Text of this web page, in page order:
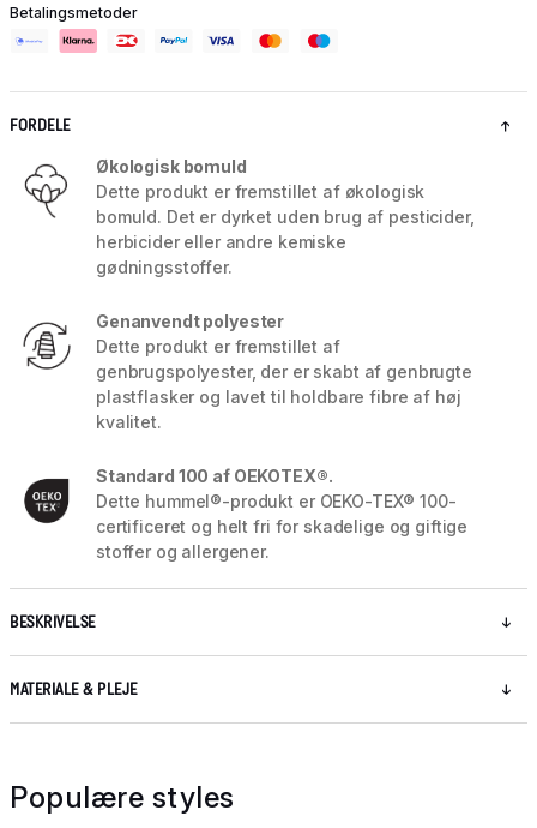
Betalingsmetoder
FORDELE
Økologisk bomuld
Dette produkt er fremstillet af økologisk
bomuld. Det er dyrket uden brug af pesticider,
herbicider eller andre kemiske
gødningsstoffer.
Genanvendt polyester
Dette produkt er fremstillet af
genbrugspolyester, der er skabt af genbrugte
plastflasker og lavet til holdbare fibre af høj
kvalitet.
Standard 100 af OEKOTEX®.
Dette hummel®-produkt er OEKO-TEX® 100-
certificeret og helt fri for skadelige og giftige
stoffer og allergener.
BESKRIVELSE
MATERIALE & PLEJE
Populære styles